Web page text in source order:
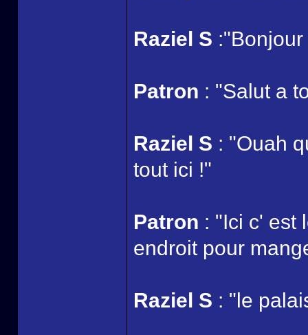
Raziel S
Patron : "Salut a
Raziel S : "Ouah
tout ici !"
Patron : "Ici c' est
endroit pour
Raziel S : "le